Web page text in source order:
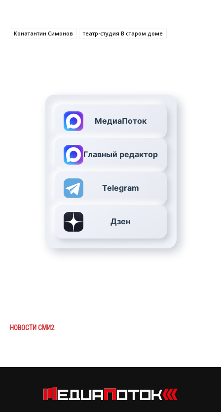
Конатантин Симонов театр-студия В старом доме
МедиаПоток
Главный редактор
Telegram
Дзен
НОВОСТИ СМИ2